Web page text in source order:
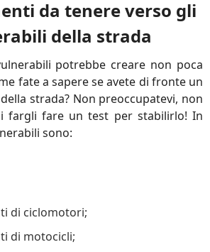
da tenere verso gli
della strada
potrebbe creare non poca
fate a sapere se avete di fronte un
strada? Non preoccupatevi, non
fargli fare un test per stabilirlo! In
sono:
di ciclomotori;
di motocicli;